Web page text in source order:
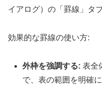
イアログ）の「罫線」タ
効果的な罫線の使い方:
外枠を強調する: 表全
で、表の範囲を明確